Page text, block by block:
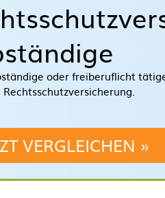
oder freiberuflicht
VERGLEICHEN